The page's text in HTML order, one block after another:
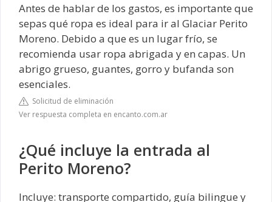
Antes de hablar de los gastos, es importante que
sepas qué ropa es ideal para ir al Glaciar Perito
Moreno. Debido a que es un lugar frío, se
recomienda usar ropa abrigada y en capas. Un
abrigo grueso, guantes, gorro y bufanda son
esenciales.
Solicitud de eliminación
Ver respuesta completa en encanto.com.ar
¿Qué incluye la entrada al
Perito Moreno?
Incluye: transporte compartido, guía bilingue y